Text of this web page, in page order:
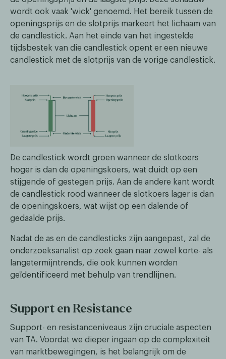
wordt ook vaak 'wick' genoemd. Het bereik tussen de
openingsprijs en de slotprijs markeert het lichaam van
de candlestick. Aan het einde van het ingestelde
tijdsbestek van die candlestick opent er een nieuwe
candlestick met de slotprijs van de vorige candlestick.
De candlestick wordt groen wanneer de slotkoers
hoger is dan de openingskoers, wat duidt op een
stijgende of gestegen prijs. Aan de andere kant wordt
de candlestick rood wanneer de slotkoers lager is dan
de openingskoers, wat wijst op een dalende of
gedaalde prijs.
Nadat de as en de candlesticks zijn aangepast, zal de
onderzoeksanalist op zoek gaan naar zowel korte- als
langetermijntrends, die ook kunnen worden
geïdentificeerd met behulp van trendlijnen.
Support en Resistance
Support- en resistanceniveaus zijn cruciale aspecten
van TA. Voordat we dieper ingaan op de complexiteit
van marktbewegingen, is het belangrijk om de